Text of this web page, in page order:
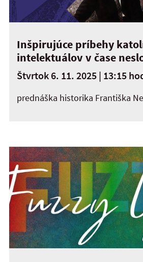
Inšpirujúce príbehy
intelektuálov v čase
Štvrtok 6. 11. 2025 | 13:15
prednáška historika Františka